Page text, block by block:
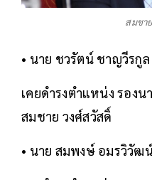
สมชา
• นาย ชวรัตน์ ชาญวีรกูล
เคยดำรงตำแหน่ง รอง
สมชาย วงศ์สวัสดิ์
• นาย สมพงษ์ อมรวิวัฒ